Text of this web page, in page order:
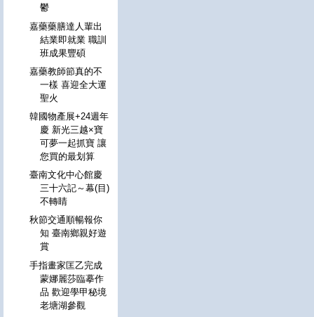
鬱
嘉藥藥膳達人輩出
結業即就業 職訓
班成果豐碩
嘉藥教師節真的不
一樣 喜迎全大運
聖火
韓國物產展+24週年
慶 新光三越×寶
可夢一起抓寶 讓
您買的最划算
臺南文化中心館慶
三十六記～幕(目)
不轉睛
秋節交通順暢報你
知 臺南鄉親好遊
賞
手指畫家匡乙完成
蒙娜麗莎臨摹作
品 歡迎學甲秘境
老塘湖參觀